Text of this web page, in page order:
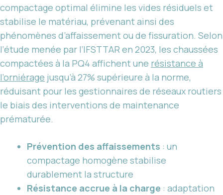
compactage optimal élimine les vides résiduels et
stabilise le matériau, prévenant ainsi des
phénomènes d’affaissement ou de fissuration. Selon
l’étude menée par l’IFSTTAR en 2023, les chaussées
compactées à la PQ4 affichent une résistance à
l’orniérage jusqu’à 27% supérieure à la norme,
réduisant pour les gestionnaires de réseaux routiers
le biais des interventions de maintenance
prématurée.
Prévention des affaissements : un
compactage homogène stabilise
durablement la structure
Résistance accrue à la charge : adaptation